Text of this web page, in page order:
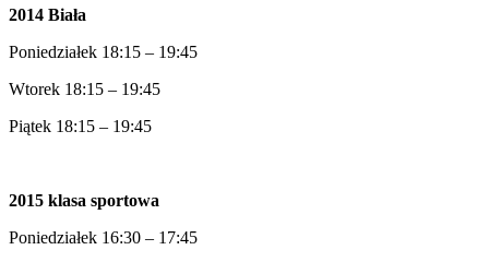
2014 Biała
Poniedziałek 18:15 – 19:45
Wtorek 18:15 – 19:45
Piątek 18:15 – 19:45
2015 klasa sportowa
Poniedziałek 16:30 – 17:45